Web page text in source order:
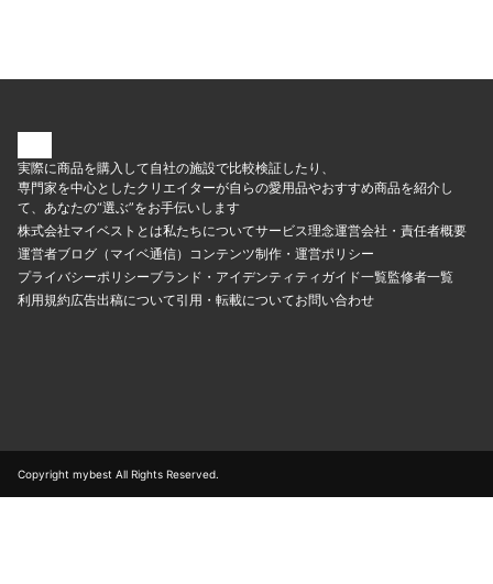
実際に商品を購入して自社の施設で比較検証したり、
専門家を中心としたクリエイターが自らの愛用品やおすすめ商品を紹介し
て、あなたの“選ぶ”をお手伝いします
株式会社マイベストとは私たちについてサービス理念運営会社・責任者概要
運営者ブログ（マイベ通信） コンテンツ制作・運営ポリシー
プライバシーポリシーブランド・アイデンティティ ガイド一覧監修者一覧
利用規約広告出稿について引用・転載についてお問い合わせ
Copyright mybest All Rights Reserved.